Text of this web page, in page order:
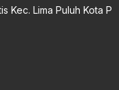
Kec. Lima Puluh Kota P